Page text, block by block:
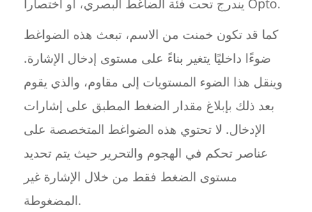
كما قد تكون خمنت من الاسم، تبعث هذه الضواغط
ضوءًا داخليًا يتغير بناءً على مستوى إدخال الإشارة.
وينقل هذا الضوء المستويات إلى مقاوم، والذي يقوم
بعد ذلك بإبلاغ مقدار الضغط المطبق على إشارات
الإدخال. لا تحتوي هذه الضواغط المتخصصة على
عناصر تحكم في الهجوم والتحرير حيث يتم تحديد
مستوى الضغط فقط من خلال الإشارة غير
المضغوطة.